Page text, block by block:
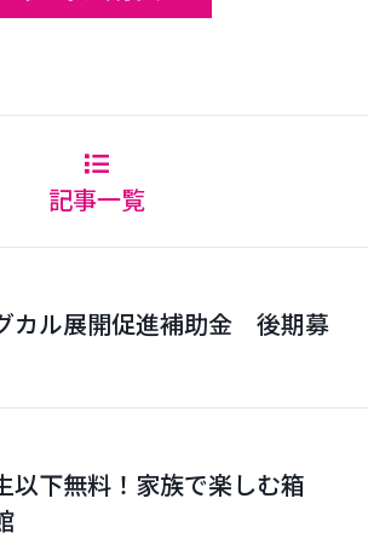
記事一覧
カル展開促進補助金 後期募
以下無料！家族で楽しむ箱